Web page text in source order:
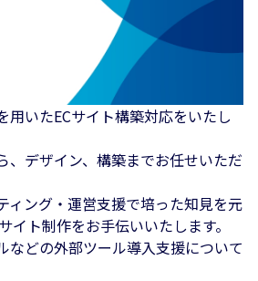
用いたECサイト構築対応をいたし
、デザイン、構築までお任せいただ
ィング・運営支援で培った知見を元
イト制作をお手伝いいたします。
などの外部ツール導入支援について